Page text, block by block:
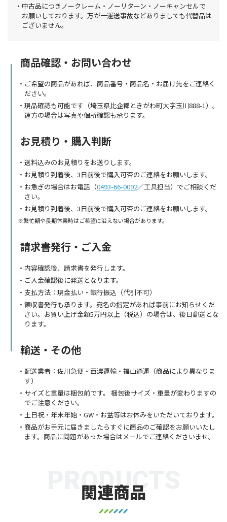
中古品につきノークレーム・ノーリターン・ノーキャンセルで
お願いしております。万が一運送事故などありましても代替品は
ございません。
商品確認・お問い合わせ
ご希望の商品があれば、商品番号・商品名・お届け先をご連絡く
ださい。
現品確認も可能です（埼玉県比企郡ときがわ町大字玉川888-1）。
遠方の場合は写真や個所確認も承ります。
お見積り・購入判断
送料込みのお見積りをお送りします。
お見積り到着後、3日前後で購入可否のご連絡をお願いします。
お急ぎの場合はお電話（0493-66-0092／工具担当）でご相談くだ
さい。
お見積り到着後、3日前後で購入可否のご連絡をお願いします。
繁忙期や長期休業時はご希望に沿えない場合があります。
請求書発行・ご入金
内容確認後、請求書を発行します。
ご入金確認後に発送となります。
支払方法：現金払い・銀行振込（代引不可）
領収書発行も承ります。宛名の指定があれば事前にお知らせくだ
さい。お買い上げ金額5万円以上（税込）の場合は、後日郵送とな
ります。
輸送・その他
配送業者：佐川急便・西濃運輸・福山通運（商品により異なりま
す）
サイズと重量は梱包前です。 梱包後サイズ・重量が変わりますの
でご注意ください。
土日祝・年末年始・GW・お盆等はお休みをいただいております。
商品がお手元に届きましたらすぐに商品のご確認をお願いいたし
ます。商品に問題があった場合はメールでご連絡くださいませ。
関連商品
PRODUCTS